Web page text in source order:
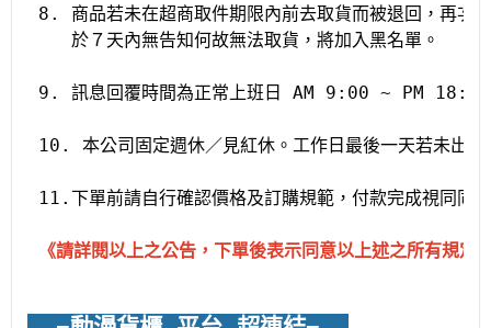
8. 商品若未在超商取件期限內前去取貨而被退回，再次
    於７天內無告知何故無法取貨，將加入黑名單。
9. 訊息回覆時間為正常上班日 AM 9:00 ~ PM 18:00
10. 本公司固定週休／見紅休。工作日最後一天若未出
11.下單前請自行確認價格及訂購規範，付款完成視同同
《請詳閱以上之公告，下單後表示同意以上述之所有規定